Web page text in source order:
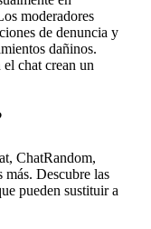
moderadores
de denuncia y
dañinos.
chat crean un
ChatRandom,
Descubre las
pueden sustituir a